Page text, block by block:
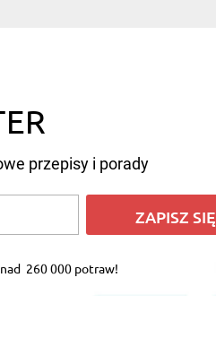
przepisy i porady
ZAPISZ SIĘ
260 000 potraw!